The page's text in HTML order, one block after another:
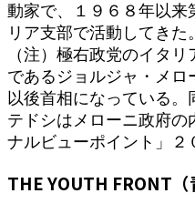
動家で、１９６８年以来
リア支部で活動してきた。
（注）極右政党のイタ
であるジョルジャ・メロ
以後首相になっている
テドシはメローニ政府の
ナルビューポイント」２
THE YOUTH FRONT（